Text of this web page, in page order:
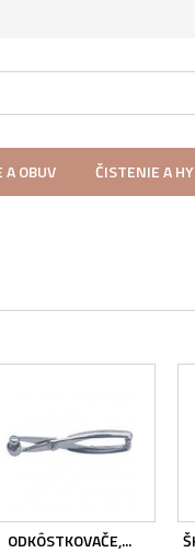
A OBUV ČISTENIE A
ODKÔSTKOVAČE,...